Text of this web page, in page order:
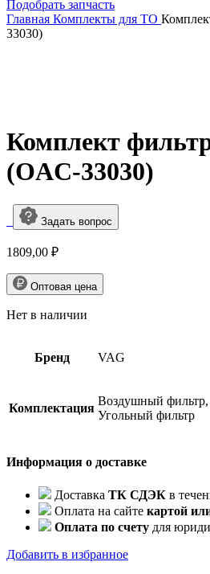
Подобрать запчасть
Главная Комплекты для ТО
33030)
Комплект
(OAC-33030)
Задать вопрос
1809,00 ₽
Оптовая цена
Нет в наличии
Бренд VAG
Комплектация
Воздушный
Угольный фильтр
Информация о доставке
Доставка ТК СДЭК в
Оплата на сайте картой
Оплата по счету для
Добавить в избранное